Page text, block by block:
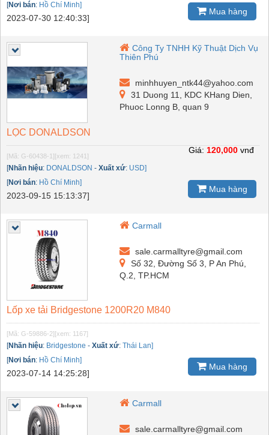
[Nơi bán: Hồ Chí Minh]
2023-07-30 12:40:33]
Mua hàng
Công Ty TNHH Kỹ Thuật Dịch Vụ
Thiên Phú
minhhuyen_ntk44@yahoo.com
31 Duong 11, KDC KHang Dien,
Phuoc Lonng B, quan 9
LỌC DONALDSON
[Mã: G-60438-1] [xem: 1241]
[Nhãn hiệu: DONALDSON - Xuất xứ: USD]
[Nơi bán: Hồ Chí Minh]
2023-09-15 15:13:37]
Giá: 120,000 vnđ
Mua hàng
Carmall
sale.carmalltyre@gmail.com
Số 32, Đường Số 3, P An Phú,
Q.2, TP.HCM
Lốp xe tải Bridgestone 1200R20 M840
[Mã: G-59886-2] [xem: 1167]
[Nhãn hiệu: Bridgestone - Xuất xứ: Thái Lan]
[Nơi bán: Hồ Chí Minh]
2023-07-14 14:25:28]
Mua hàng
Carmall
sale.carmalltyre@gmail.com